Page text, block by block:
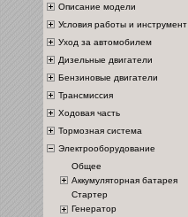
Описание модели
Условия работы и инструмент
Уход за автомобилем
Дизельные двигатели
Бензиновые двигатели
Трансмиссия
Ходовая часть
Тормозная система
Электрооборудование
Общее
Аккумуляторная батарея
Стартер
Генератор